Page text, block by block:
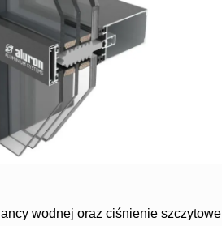
wodnej oraz ciśnienie szczytowe